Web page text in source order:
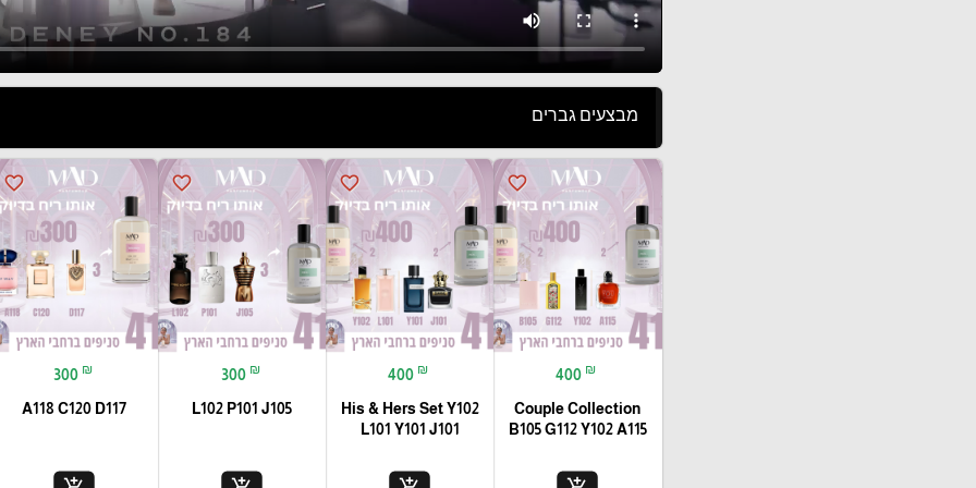
מבצעים גברים
favorite_border
400 ₪
Couple Collection
B105 G112 Y102 A115
favorite_border
400 ₪
His & Hers Set Y102
L101 Y101 J101
favorite_border
300 ₪
L102 P101 J105
favorite_border
300 ₪
A118 C120 D117